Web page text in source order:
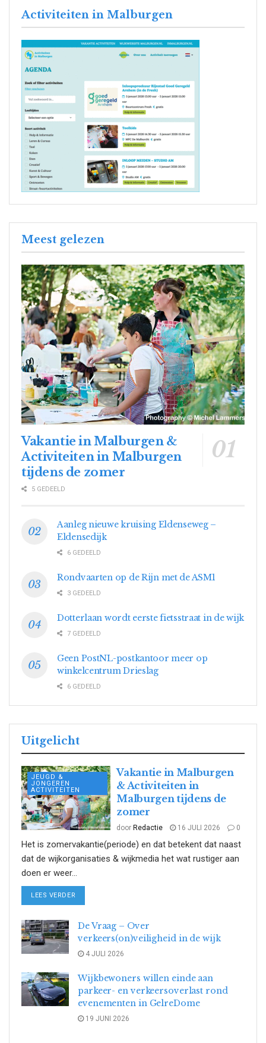
Activiteiten in Malburgen
Meest gelezen
Vakantie in Malburgen &
Activiteiten in Malburgen
tijdens de zomer
5 GEDEELD
Aanleg nieuwe kruising Eldenseweg –
Eldensedijk
6 GEDEELD
Rondvaarten op de Rijn met de ASM1
3 GEDEELD
Dotterlaan wordt eerste fietsstraat in de wijk
7 GEDEELD
Geen PostNL-postkantoor meer op
winkelcentrum Drieslag
6 GEDEELD
Uitgelicht
JEUGD &
JONGEREN
ACTIVITEITEN
Vakantie in Malburgen
& Activiteiten in
Malburgen tijdens de
zomer
door Redactie 16 JULI 2026 0
Het is zomervakantie(periode) en dat betekent dat naast
dat de wijkorganisaties & wijkmedia het wat rustiger aan
doen er weer...
LEES VERDER
De Vraag – Over
verkeers(on)veiligheid in de wijk
4 JULI 2026
Wijkbewoners willen einde aan
parkeer- en verkeersoverlast rond
evenementen in GelreDome
19 JUNI 2026